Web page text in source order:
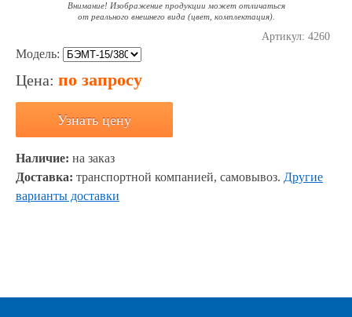
Внимание! Изображение продукции может отличаться
от реального внешнего вида (цвет, комплектация).
Артикул: 4260
Модель:
Цена: по запросу
Узнать цену
Наличие: на заказ
Доставка: транспортной компанией, самовывоз. Другие
варианты доставки